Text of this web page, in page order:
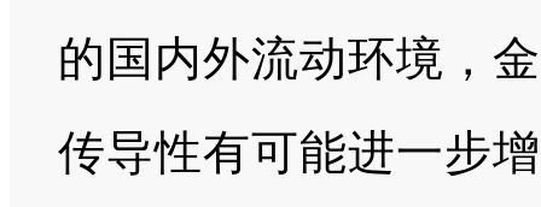
的国内外流动环境，
传导性有可能进一步